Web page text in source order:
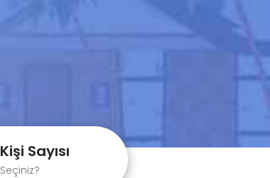
Kişi Sayısı
Seçiniz?